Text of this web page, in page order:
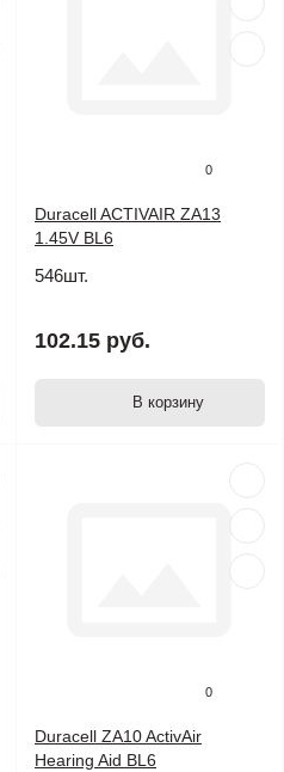
0
Duracell ACTIVAIR ZA13
1.45V BL6
546шт.
102.15 руб.
В корзину
0
Duracell ZA10 ActivAir
Hearing Aid BL6